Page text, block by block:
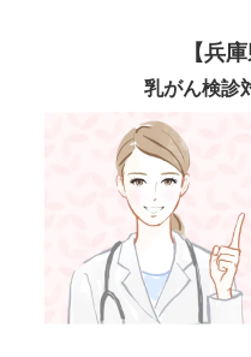
【兵
乳がん検診